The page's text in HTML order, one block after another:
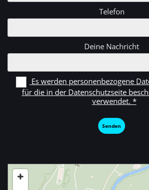
Telefon
Deine Nachricht
Es werden personenbezogene
für die in der Datenschutzseite
verwendet. *